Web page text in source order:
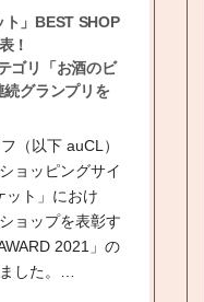
ト」BEST SHOP
！
ゴリ「お酒のビ
続グランプリを
（以下 auCL）
ョッピングサイ
ット」におけ
ョップを表彰す
2021」の
した。…